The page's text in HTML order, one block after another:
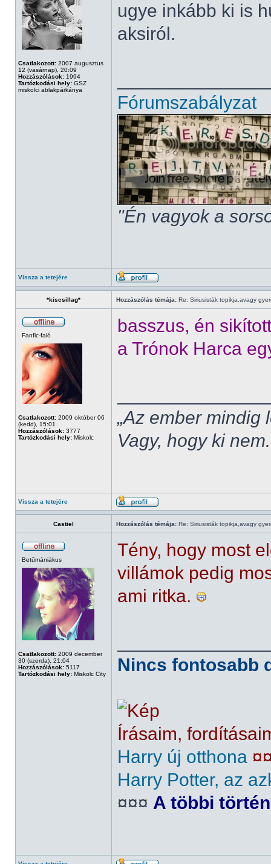
Csatlakozott: 2007 augusztus
12 (vasárnap), 20:09
Hozzászólások: 1994
Tartózkodási hely: GSZ
miskolci ablakpárkánya
ugye inkább ki is
aksiról.
Fórumszabályzat
"Én vagyok a
Vissza a tetejére
*kiscsillag* Hozzászólás témája: Re: Siriusisták topikja,avagy
Fanfic-faló
Csatlakozott: 2009 október 06
(kedd), 15:01
Hozzászólások: 3777
Tartózkodási hely: Miskolc
basszus, én
a Trónok Harca
„Az ember mindig
Vagy, hogy ki
Vissza a tetejére
Castiel Hozzászólás témája: Re: Siriusisták topikja,avagy
Betűmániákus
Csatlakozott: 2009 december
30 (szerda), 21:04
Hozzászólások: 5117
Tartózkodási hely: Miskolc City
Tény, hogy most
villámok pedig
ami ritka.
Nincs fontosabb
Írásaim,
Harry új otthona
Harry Potter, az
¤¤¤ A többi